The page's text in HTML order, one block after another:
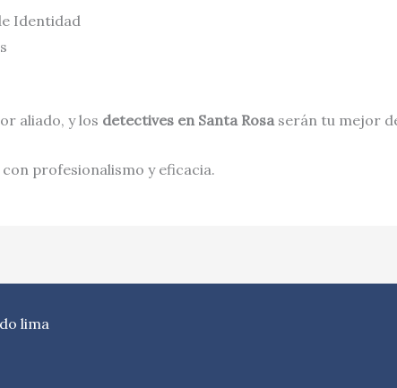
Identidad
aliado, y los detectives en Santa Rosa serán tu mejor
profesionalismo y eficacia.
lima